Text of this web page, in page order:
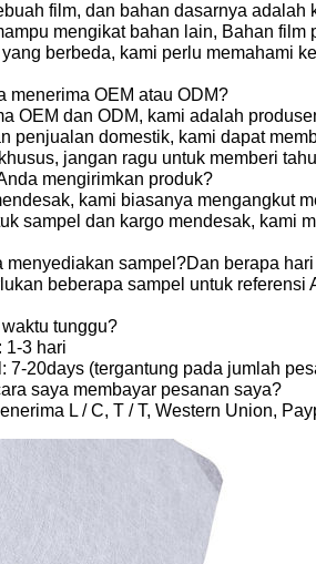
film, dan bahan dasarnya
mengikat bahan lain, Bahan
berbeda, kami perlu memahami
menerima OEM atau ODM?
OEM dan ODM, kami adalah
penjualan domestik, kami dapat
jangan ragu untuk memberi
mengirimkan produk?
kami biasanya mengangkut
sampel dan kargo mendesak, kami
menyediakan sampel?Dan berapa
beberapa sampel untuk
tunggu?
1-3 hari
7-20days (tergantung pada jumlah
saya membayar pesanan saya?
L / C, T / T, Western Union,